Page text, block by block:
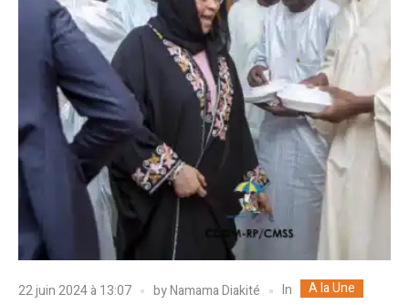
22 juin 2024 à 13:07 byNamama Diakité In A la Une